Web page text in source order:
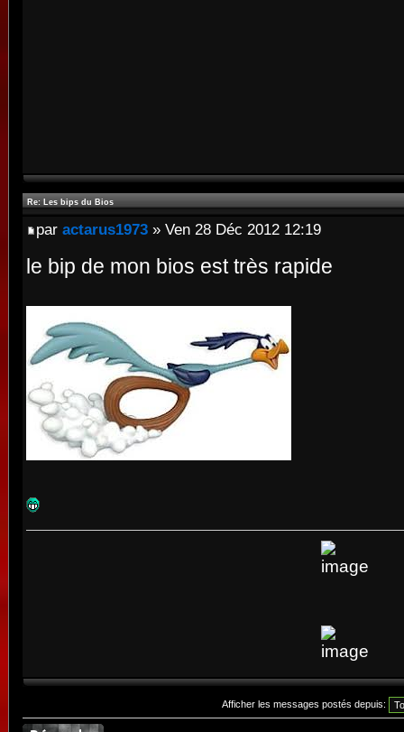
Re: Les bips du Bios
par actarus1973 » Ven 28 Déc 2012 12:19
le bip de mon bios est très rapide
Afficher les messages postés depuis: